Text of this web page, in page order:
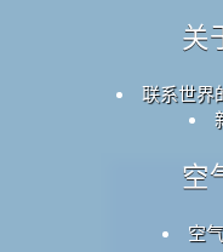
关
联系世界
空
空